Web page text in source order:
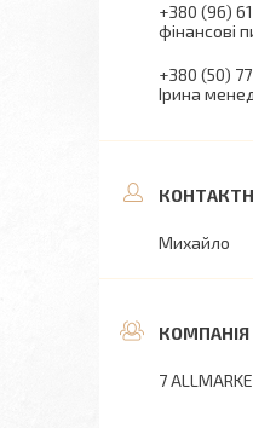
+380 (96)
фінансові
+380 (50)
Ірина
Михайло
7